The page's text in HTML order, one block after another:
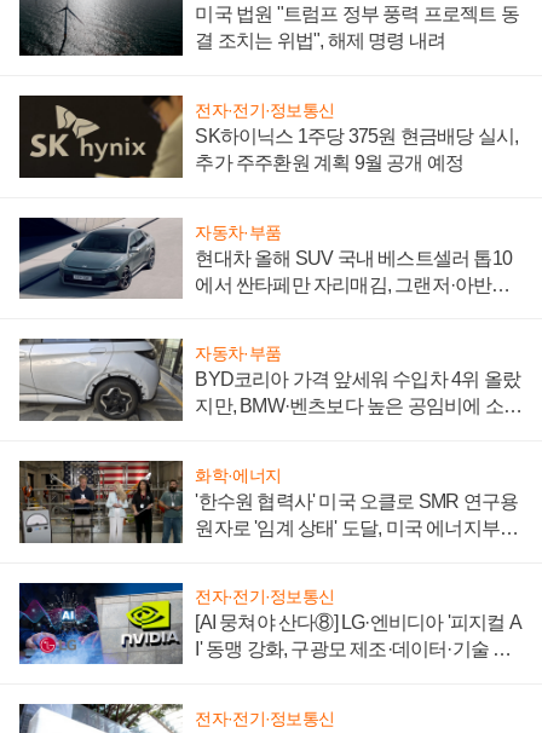
미국 법원 "트럼프 정부 풍력 프로젝트 동
결 조치는 위법", 해제 명령 내려
전자·전기·정보통신
SK하이닉스 1주당 375원 현금배당 실시,
추가 주주환원 계획 9월 공개 예정
자동차·부품
현대차 올해 SUV 국내 베스트셀러 톱10
에서 싼타페만 자리매김, 그랜저·아반떼
자동차·부품
BYD코리아 가격 앞세워 수입차 4위 올랐
지만, BMW·벤츠보다 높은 공임비에 소비
화학·에너지
'한수원 협력사' 미국 오클로 SMR 연구용
원자로 '임계 상태' 도달, 미국 에너지부
전자·전기·정보통신
[AI 뭉쳐야 산다⑧] LG·엔비디아 '피지컬 A
I' 동맹 강화, 구광모 제조·데이터·기술 결
전자·전기·정보통신